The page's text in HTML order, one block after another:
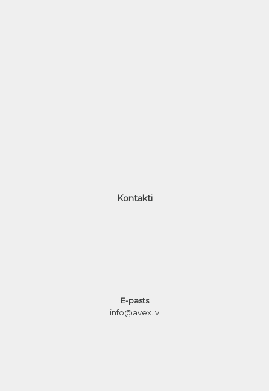
Kontakti
E-pasts
info@avex.lv